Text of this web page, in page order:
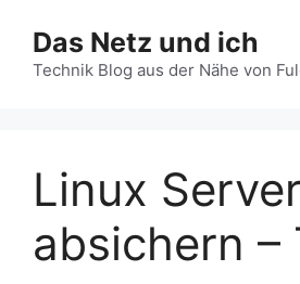
Inhalt
springen
Das Netz und ich
Technik Blog aus der Nähe von
Linux Server
absichern –